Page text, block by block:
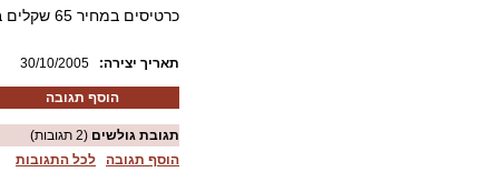
כרטיסים במחיר 65 שקלים בקופות.
30/10/2005 :תאריך יצירה
הוסף תגובה
תגובת גולשים (2 תגובות)
הוסף תגובה
לכל התגובות